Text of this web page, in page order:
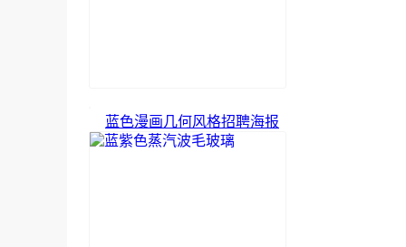
蓝色漫画几何风格招聘海报